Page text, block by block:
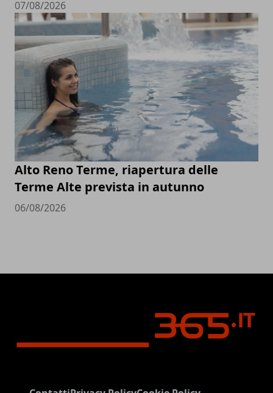
07/08/2026
Alto Reno Terme, riapertura delle
Terme Alte prevista in autunno
06/08/2026